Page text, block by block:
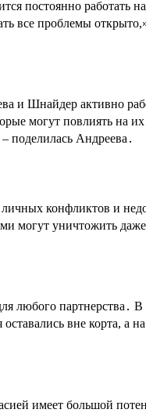
постоянно
все проблемы
и Шнайдер активно
могут повлиять на
поделилась Андреева․
конфликтов и
уничтожить
партнерства․ В
вне корта,
имеет большой